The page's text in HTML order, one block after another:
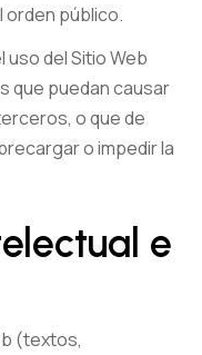
orden público.
del Sitio Web
que puedan causar
o que de
o impedir la
e
(textos,